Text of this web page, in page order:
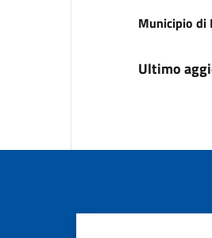
Municipio di
Ultimo